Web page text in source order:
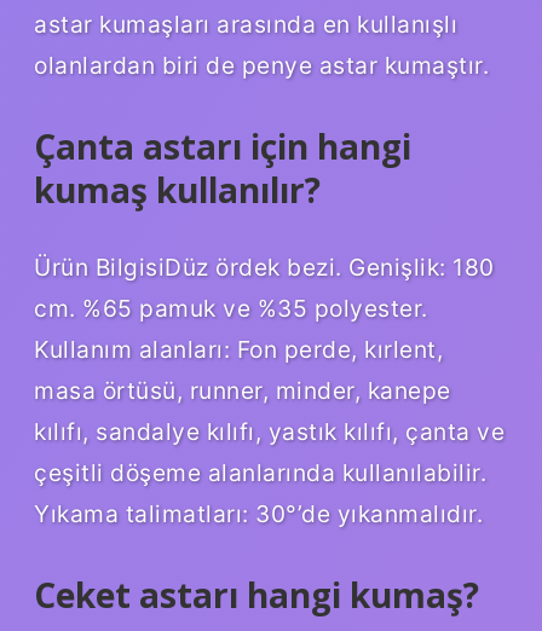
astar kumaşları arasında en kullanışlı
olanlardan biri de penye astar kumaştır.
Çanta astarı için hangi
kumaş kullanılır?
Ürün BilgisiDüz ördek bezi. Genişlik: 180
cm. %65 pamuk ve %35 polyester.
Kullanım alanları: Fon perde, kırlent,
masa örtüsü, runner, minder, kanepe
kılıfı, sandalye kılıfı, yastık kılıfı, çanta ve
çeşitli döşeme alanlarında kullanılabilir.
Yıkama talimatları: 30°’de yıkanmalıdır.
Ceket astarı hangi kumaş?